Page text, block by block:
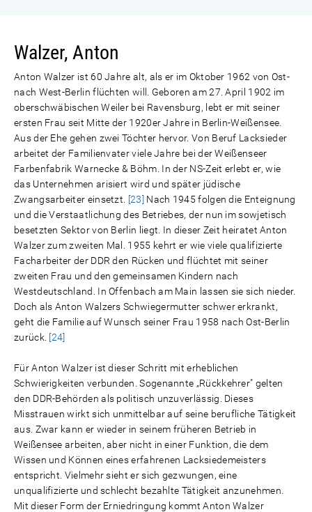
Walzer, Anton
Anton Walzer ist 60 Jahre alt, als er im Oktober 1962 von Ost-
nach West-Berlin flüchten will. Geboren am 27. April 1902 im
oberschwäbischen Weiler bei Ravensburg, lebt er mit seiner
ersten Frau seit Mitte der 1920er Jahre in Berlin-Weißensee.
Aus der Ehe gehen zwei Töchter hervor. Von Beruf Lacksieder
arbeitet der Familienvater viele Jahre bei der Weißenseer
Farbenfabrik Warnecke & Böhm. In der NS-Zeit erlebt er, wie
das Unternehmen arisiert wird und später jüdische
Zwangsarbeiter einsetzt. [23]Nach 1945 folgen die Enteignung
und die Verstaatlichung des Betriebes, der nun im sowjetisch
besetzten Sektor von Berlin liegt. In dieser Zeit heiratet Anton
Walzer zum zweiten Mal. 1955 kehrt er wie viele qualifizierte
Facharbeiter der DDR den Rücken und flüchtet mit seiner
zweiten Frau und den gemeinsamen Kindern nach
Westdeutschland. In Offenbach am Main lassen sie sich nieder.
Doch als Anton Walzers Schwiegermutter schwer erkrankt,
geht die Familie auf Wunsch seiner Frau 1958 nach Ost-Berlin
zurück. [24]
Für Anton Walzer ist dieser Schritt mit erheblichen
Schwierigkeiten verbunden. Sogenannte „Rückkehrer" gelten
den DDR-Behörden als politisch unzuverlässig. Dieses
Misstrauen wirkt sich unmittelbar auf seine berufliche Tätigkeit
aus. Zwar kann er wieder in seinem früheren Betrieb in
Weißensee arbeiten, aber nicht in einer Funktion, die dem
Wissen und Können eines erfahrenen Lacksiedemeisters
entspricht. Vielmehr sieht er sich gezwungen, eine
unqualifizierte und schlecht bezahlte Tätigkeit anzunehmen.
Mit dieser Form der Erniedringung kommt Anton Walzer